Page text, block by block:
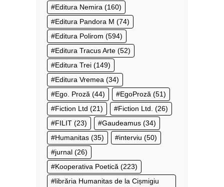
Editura Nemira (160)
Editura Pandora M (74)
Editura Polirom (594)
Editura Tracus Arte (52)
Editura Trei (149)
Editura Vremea (34)
Ego. Proză (44) EgoProză (51)
Fiction Ltd (21) Fiction Ltd. (26)
FILIT (23) Gaudeamus (34)
Humanitas (35) interviu (50)
jurnal (26)
Kooperativa Poetică (223)
librăria Humanitas de la Cișmigiu